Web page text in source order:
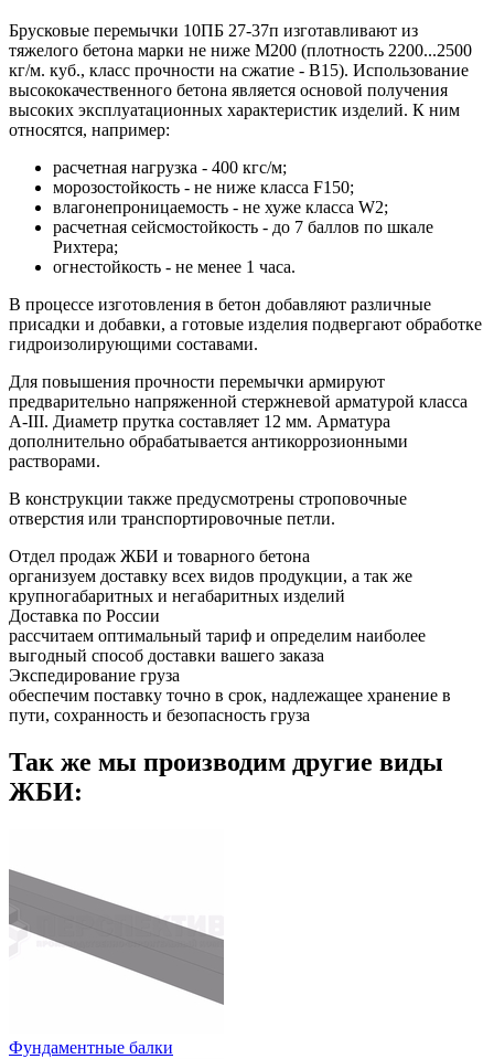
Брусковые перемычки 10ПБ 27-37п изготавливают из
тяжелого бетона марки не ниже М200 (плотность 2200...2500
кг/м. куб., класс прочности на сжатие - В15). Использование
высококачественного бетона является основой получения
высоких эксплуатационных характеристик изделий. К ним
относятся, например:
расчетная нагрузка - 400 кгс/м;
морозостойкость - не ниже класса F150;
влагонепроницаемость - не хуже класса W2;
расчетная сейсмостойкость - до 7 баллов по шкале
Рихтера;
огнестойкость - не менее 1 часа.
В процессе изготовления в бетон добавляют различные
присадки и добавки, а готовые изделия подвергают обработке
гидроизолирующими составами.
Для повышения прочности перемычки армируют
предварительно напряженной стержневой арматурой класса
А-III. Диаметр прутка составляет 12 мм. Арматура
дополнительно обрабатывается антикоррозионными
растворами.
В конструкции также предусмотрены строповочные
отверстия или транспортировочные петли.
Отдел продаж ЖБИ и товарного бетона
организуем доставку всех видов продукции, а так же
крупногабаритных и негабаритных изделий
Доставка по России
рассчитаем оптимальный тариф и определим наиболее
выгодный способ доставки вашего заказа
Экспедирование груза
обеспечим поставку точно в срок, надлежащее хранение в
пути, сохранность и безопасность груза
Так же мы производим другие виды
ЖБИ:
Фундаментные балки